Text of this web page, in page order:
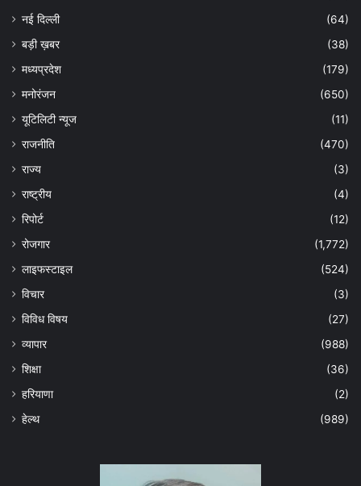
नई दिल्ली
(64)
बड़ी ख़बर
(38)
मध्यप्रदेश
(179)
मनोरंजन
(650)
यूटिलिटी न्यूज
(11)
राजनीति
(470)
राज्य
(3)
राष्ट्रीय
(4)
रिपोर्ट
(12)
रोजगार
(1,772)
लाइफस्टाइल
(524)
विचार
(3)
विविध विषय
(27)
व्यापार
(988)
शिक्षा
(36)
हरियाणा
(2)
हेल्‍थ
(989)